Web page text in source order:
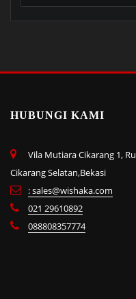
HUBUNGI KAMI
Vila Mutiara Cikarang 1,
Cikarang Selatan,Bekasi
: sales@wishaka.com
021 29610892
088808357774